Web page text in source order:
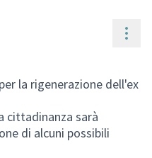
la rigenerazione dell'ex
cittadinanza sarà
di alcuni possibili